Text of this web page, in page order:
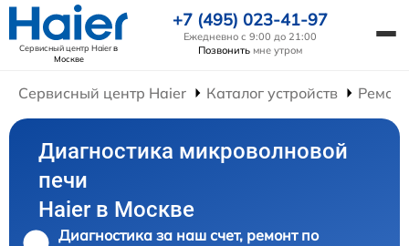
Сервисный центр Haierв
Москве
+7 (495) 023-41-97
Ежедневно с 9:00 до 21:00
Позвонить мне утром
Сервисный центр Haier Каталог устройств
Диагностика микроволновой
печи
Haier в Москве
Диагностика за наш счет, ремонт по